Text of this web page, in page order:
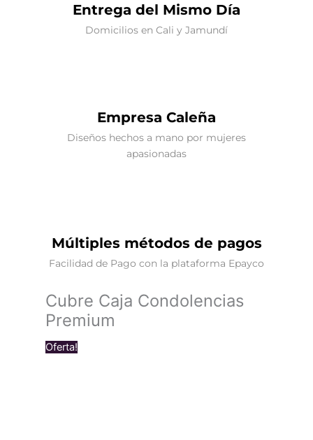
Entrega del Mismo Día
Domicilios en Cali y Jamundí
Empresa Caleña
Diseños hechos a mano por mujeres
apasionadas
Múltiples métodos de pagos
Facilidad de Pago con la plataforma Epayco
Cubre Caja Condolencias
Premium
Oferta!